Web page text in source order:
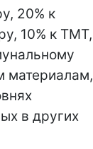
20% к
10% к ТМТ,
материалам,
в других